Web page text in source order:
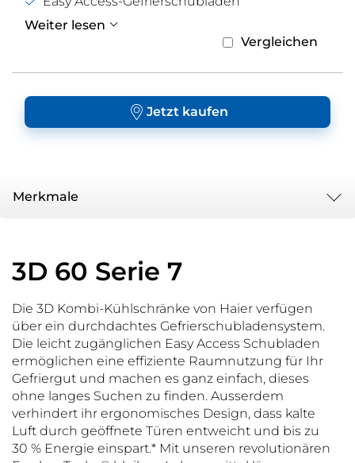
Weiter lesen
Vergleichen
Jetzt kaufen
Merkmale
3D 60 Serie 7
Die 3D Kombi-Kühlschränke von Haier verfügen
über ein durchdachtes Gefrierschubladensystem.
Die leicht zugänglichen Easy Access Schubladen
ermöglichen eine effiziente Raumnutzung für Ihr
Gefriergut und machen es ganz einfach, dieses
ohne langes Suchen zu finden. Ausserdem
verhindert ihr ergonomisches Design, dass kalte
Luft durch geöffnete Türen entweicht und bis zu
30 % Energie einspart.* Mit unseren revolutionären